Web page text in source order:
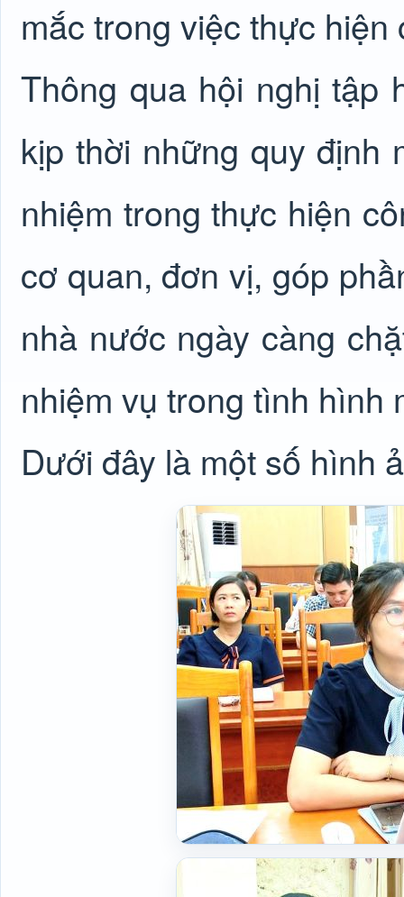
mắc trong việc thực
Thông qua hội nghị tập
kịp thời những quy định
nhiệm trong thực hiện
cơ quan, đơn vị, góp
nhà nước ngày càng
nhiệm vụ trong tình hình
Dưới đây là một số hình